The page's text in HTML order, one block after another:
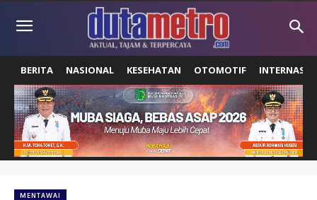
BERITA NASIONAL KESEHATAN OTOMOTIF
MENTAWAI